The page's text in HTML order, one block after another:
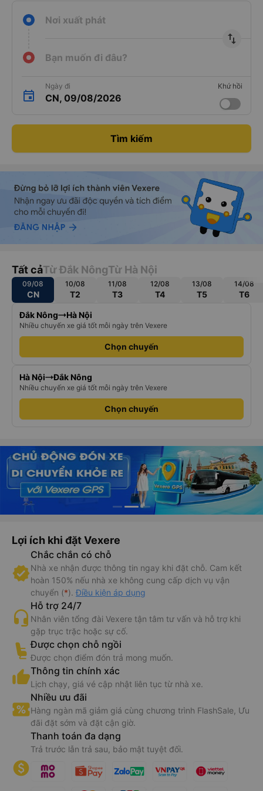
Nơi xuất phát
import_export
Bạn muốn đi đâu?
Ngày đi
CN, 09/08/2026
Khứ hồi
Tìm kiếm
Tất cảTừ Đắk NôngTừ Hà Nội
09/08
CN
10/08
T2
11/08
T3
12/08
T4
13/08
T5
14/08
T6
Đắk Nông Hà Nội
Nhiều chuyến xe giá tốt mỗi ngày trên Vexere
Chọn chuyến
Hà Nội Đắk Nông
Nhiều chuyến xe giá tốt mỗi ngày trên Vexere
Chọn chuyến
Lợi ích khi đặt Vexere
Chắc chắn có chỗ
Nhà xe nhận được thông tin ngay khi đặt chỗ. Cam kết
hoàn 150% nếu nhà xe không cung cấp dịch vụ vận
chuyển (*). Điều kiện áp dụng
Hỗ trợ 24/7
Nhân viên tổng đài Vexere tận tâm tư vấn và hỗ trợ khi
gặp trục trặc hoặc sự cố.
Được chọn chỗ ngồi
Được chọn điểm đón trả mong muốn.
Thông tin chính xác
Lịch chạy, giá vé cập nhật liên tục từ nhà xe.
Nhiều ưu đãi
Hàng ngàn mã giảm giá cùng chương trình FlashSale, Ưu
đãi đặt sớm và đặt cận giờ.
Thanh toán đa dạng
Trả trước lẫn trả sau, bảo mật tuyệt đối.